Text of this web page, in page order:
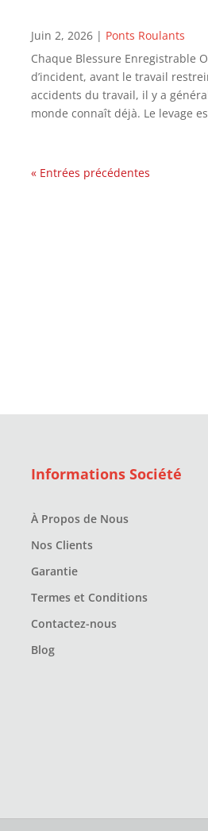
Juin 2, 2026| Ponts Roulants
Chaque Blessure Enregistrable
d’incident, avant le travail
accidents du travail, il y a
monde connaît déjà. Le levage
« Entrées précédentes
Informations Société
À Propos de Nous
Nos Clients
Garantie
Termes et Conditions
Contactez-nous
Blog